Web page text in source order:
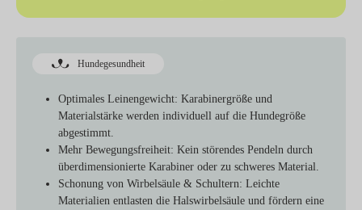
Hundegesundheit
Optimales Leinengewicht: Karabinergröße und
Materialstärke werden individuell auf die Hundegröße
abgestimmt.
Mehr Bewegungsfreiheit: Kein störendes Pendeln durch
überdimensionierte Karabiner oder zu schweres Material.
Schonung von Wirbelsäule & Schultern: Leichte
Materialien entlasten die Halswirbelsäule und fördern eine